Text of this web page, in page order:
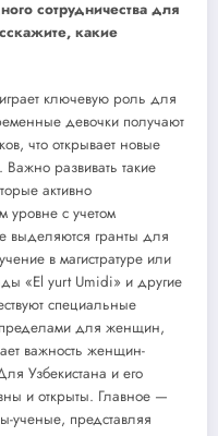
сотрудничества для
какие
ключевую роль для
девочки получают
что открывает новые
развивать такие
активно
с учетом
выделяются гранты для
в магистратуре или
«El yurt Umidi» и другие
специальные
пределами для женщин,
важность женщин-
Узбекистана и его
и открыты. Главное —
ученые, представляя